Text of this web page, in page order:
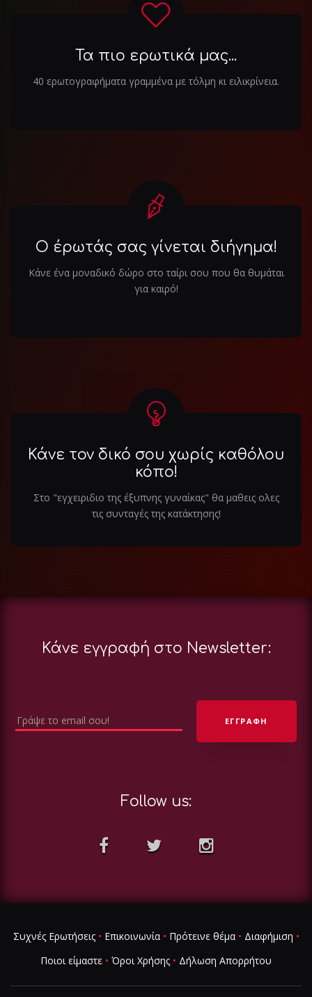
Τα πιο ερωτικά μας...
40 ερωτογραφήματα γραμμένα με τόλμη κι ειλικρίνεια.
Ο έρωτάς σας γίνεται διήγημα!
Κάνε ένα μοναδικό δώρο στο ταίρι σου που θα θυμάται
για καιρό!
Κάνε τον δικό σου χωρίς καθόλου
κόπο!
Στο "εγχειριδιο της έξυπνης γυναίκας" θα μαθεις ολες
τις συνταγές της κατάκτησης!
Κάνε εγγραφή στο Newsletter:
Follow us:
Συχνές Ερωτήσεις• Επικοινωνία• Πρότεινε θέμα• Διαφήμιση •
Ποιοι είμαστε • Όροι Χρήσης • Δήλωση Απορρήτου